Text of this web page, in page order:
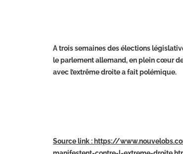
A trois semaines des élections
le parlement allemand, en plein cœur
avec l’extrême droite a fait polémique.
Source link : https://